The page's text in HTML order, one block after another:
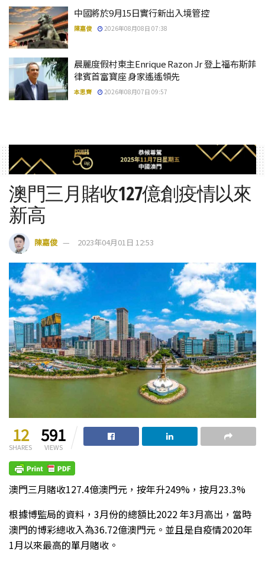
中國將於9月15日實行新出入境管控
陳嘉俊 2026年08月08日 07:38
晨麗度假村東主Enrique Razon Jr 登上福布斯菲
律賓首富寶座 身家遙遙領先
本思齊 2026年08月07日 09:57
澳門三月賭收127億創疫情以來
新高
陳嘉俊 2023年04月01日 12:53
12
SHARES
591
VIEWS
澳門三月賭收127.4億澳門元，按年升249%，按月23.3%
根據博監局的資料，3月份的總額比2022 年3月高出，當時
澳門的博彩總收入為36.72億澳門元。並且是自疫情2020年
1月以來最高的單月賭收。